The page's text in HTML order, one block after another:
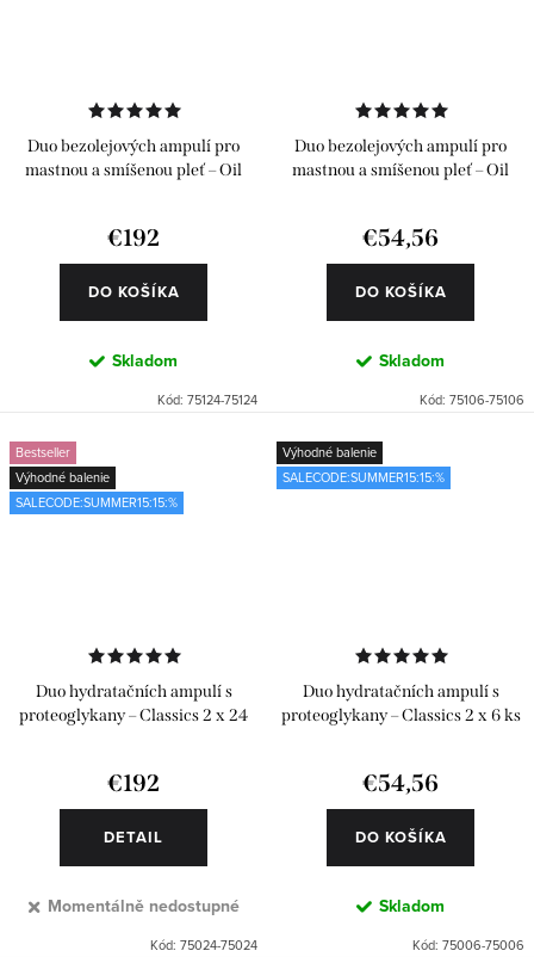
Duo bezolejových ampulí pro
mastnou a smíšenou pleť – Oil
€192
DO KOŠÍKA
Skladom
Kód: 75124-75124
Duo bezolejových ampulí pro
mastnou a smíšenou pleť – Oil
€54,56
DO KOŠÍKA
Skladom
Kód: 75106-75106
Bestseller
Výhodné balenie
SALECODE:SUMMER15:15:%
Duo hydratačních ampulí s
proteoglykany – Classics 2 x 24
€192
DETAIL
Momentálně nedostupné
Kód: 75024-75024
Výhodné balenie
SALECODE:SUMMER15:15:%
Duo hydratačních ampulí s
proteoglykany – Classics 2 x 6 ks
€54,56
DO KOŠÍKA
Skladom
Kód: 75006-75006